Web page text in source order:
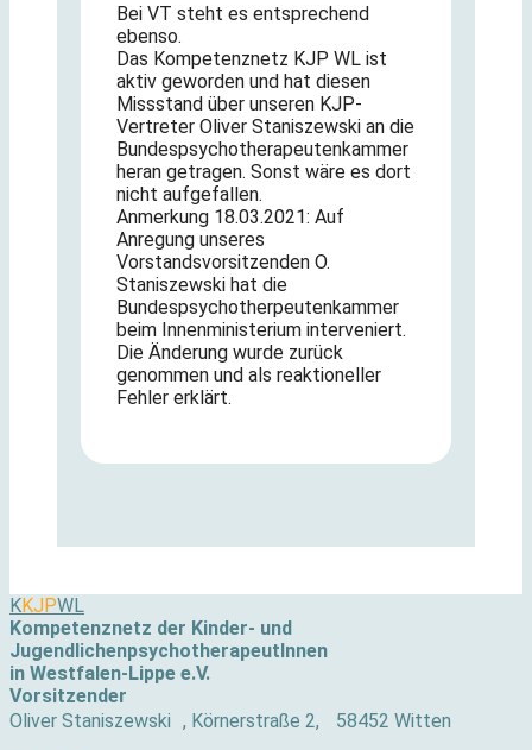
Bei VT steht es entsprechend
ebenso.
Das Kompetenznetz KJP WL ist
aktiv geworden und hat diesen
Missstand über unseren KJP-
Vertreter Oliver Staniszewski an die
Bundespsychotherapeutenkammer
heran getragen. Sonst wäre es dort
nicht aufgefallen.
Anmerkung 18.03.2021: Auf
Anregung unseres
Vorstandsvorsitzenden O.
Staniszewski hat die
Bundespsychotherpeutenkammer
beim Innenministerium interveniert.
Die Änderung wurde zurück
genommen und als reaktioneller
Fehler erklärt.
KKJPWL
Kompetenznetz der Kinder- und
JugendlichenpsychotherapeutInnen
in Westfalen-Lippe e.V.
Vorsitzender
Oliver Staniszewski , Körnerstraße 2, 58452 Witten